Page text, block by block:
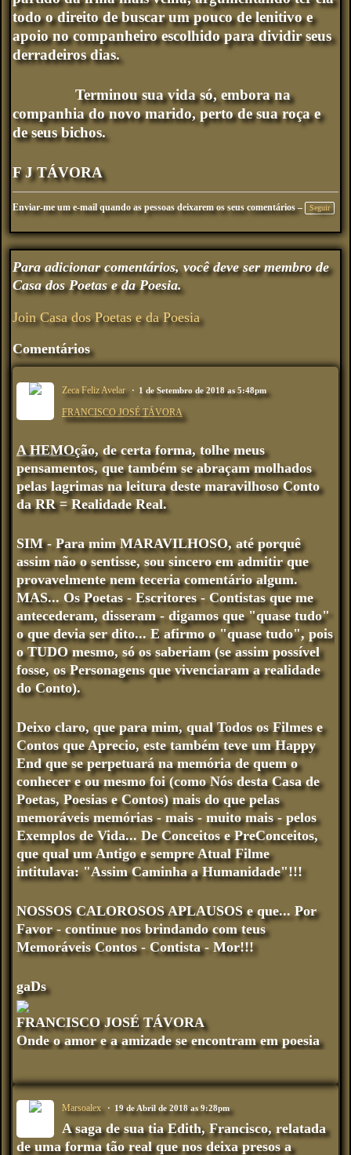
todo o direito de buscar um pouco de lenitivo e
apoio no companheiro escolhido para dividir seus
derradeiros dias.
Terminou sua vida só, embora na
companhia do novo marido, perto de sua roça e
de seus bichos.
F J TÁVORA
Enviar-me um e-mail quando as pessoas deixarem os seus comentários – Seguir
Para adicionar comentários, você deve ser membro de
Casa dos Poetas e da Poesia.
Join Casa dos Poetas e da Poesia
Comentários
Zeca Feliz Avelar 1 de Setembro de 2018 as 5:48pm
FRANCISCO JOSÉ TÁVORA
A HEMOção, de certa forma, tolhe meus
pensamentos, que também se abraçam molhados
pelas lagrimas na leitura deste maravilhoso Conto
da RR = Realidade Real.
SIM - Para mim MARAVILHOSO, até porquê
assim não o sentisse, sou sincero em admitir que
provavelmente nem teceria comentário algum.
MAS... Os Poetas - Escritores - Contistas que me
antecederam, disseram - digamos que "quase tudo"
o que devia ser dito... E afirmo o "quase tudo", pois
o TUDO mesmo, só os saberiam (se assim possível
fosse, os Personagens que vivenciaram a realidade
do Conto).
Deixo claro, que para mim, qual Todos os Filmes e
Contos que Aprecio, este também teve um Happy
End que se perpetuará na memória de quem o
conhecer e ou mesmo foi (como Nós desta Casa de
Poetas, Poesias e Contos) mais do que pelas
memoráveis memórias - mais - muito mais - pelos
Exemplos de Vida... De Conceitos e PreConceitos,
que qual um Antigo e sempre Atual Filme
intitulava: "Assim Caminha a Humanidade"!!!
NOSSOS CALOROSOS APLAUSOSe que... Por
Favor - continue nos brindando com teus
Memoráveis Contos - Contista - Mor!!!
gaDs
FRANCISCO JOSÉ TÁVORA
Onde o amor e a amizade se encontram em poesia
Marsoalex 19 de Abril de 2018 as 9:28pm
A saga de sua tia Edith, Francisco, relatada
de uma forma tão real que nos deixa presos a